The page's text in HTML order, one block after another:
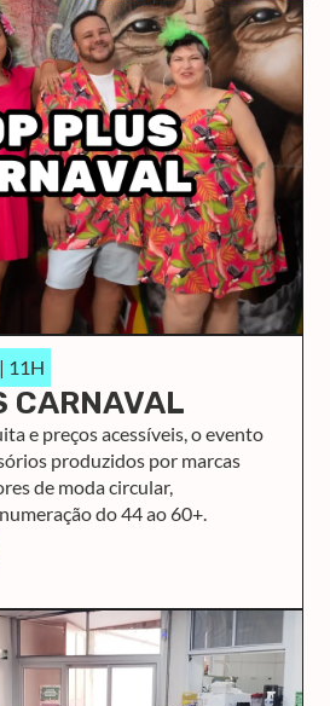
11H
CARNAVAL
e preços acessíveis, o evento
produzidos por marcas
de moda circular,
do 44 ao 60+.